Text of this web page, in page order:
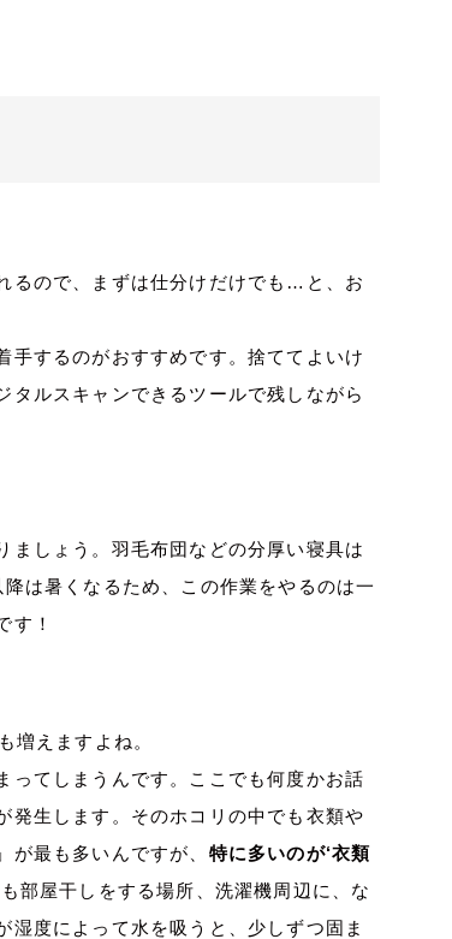
るので、まずは仕分けだけでも…と、お
手するのがおすすめです。捨ててよいけ
ルスキャンできるツールで残しながら
ましょう。羽毛布団などの分厚い寝具は
は暑くなるため、この作業をやるのは一
す！
増えますよね。
ってしまうんです。ここでも何度かお話
発生します。そのホコリの中でも衣類や
最も多いんですが、 特に多いのが‘衣類
部屋干しをする場所、洗濯機周辺に、な
度によって水を吸うと、少しずつ固ま